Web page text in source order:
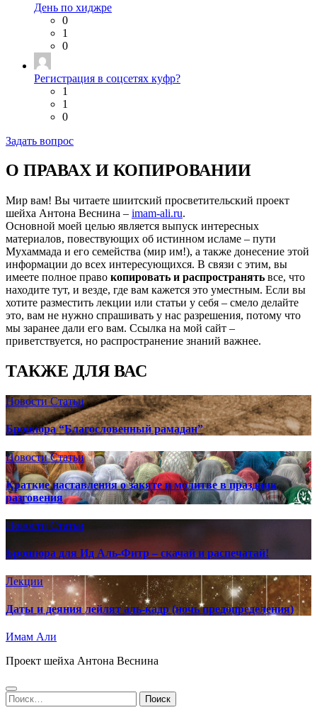
День по хиджре
0
1
0
Регистрация в соцсетях куфр?
1
1
0
Задать вопрос
О ПРАВАХ И КОПИРОВАНИИ
Мир вам! Вы читаете шиитский просветительский проект
шейха Антона Веснина – imam-ali.ru.
Основной моей целью является выпуск интересных
материалов, повествующих об истинном исламе – пути
Мухаммада и его семейства (мир им!), а также донесение этой
информации до всех интересующихся. В связи с этим, вы
имеете полное право копировать и распространять все, что
находите тут, и везде, где вам кажется это уместным. Если вы
хотите разместить лекции или статьи у себя – смело делайте
это, вам не нужно спрашивать у нас разрешения, потому что
мы заранее дали его вам. Ссылка на мой сайт –
приветствуется, но распространение знаний важнее.
ТАКЖЕ ДЛЯ ВАС
НовостиСтатьи
Брошюра “Благословенный рамадан”
НовостиСтатьи
Краткие наставления о закяте и молитве в праздник
разговения
Новости Статьи
Брошюра для Ид Аль-Фитр – скачай и распечатай!
Лекции
Даты и деяния лейлят аль-кадр (ночь предопределения)
Имам Али
Проект шейха Антона Веснина
Найти: